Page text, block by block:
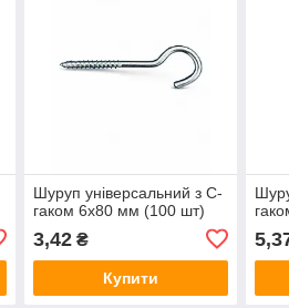
Шуруп універсальний з C-
гаком 6х80 мм (100 шт)
3,42₴
Купити